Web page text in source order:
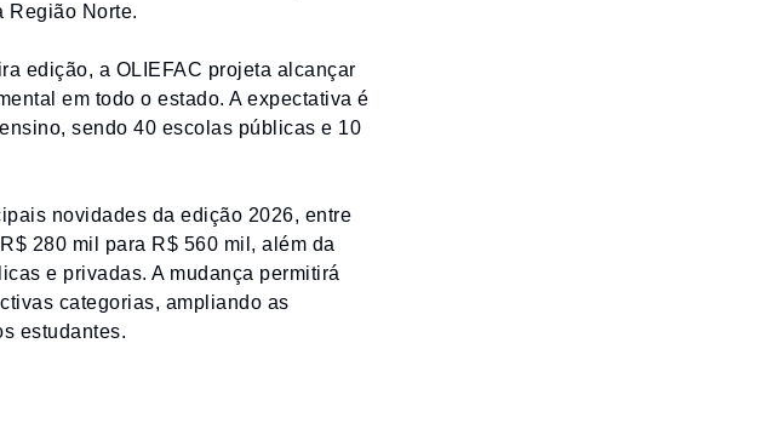
Região Norte.
edição, a OLIEFAC projeta alcançar
em todo o estado. A expectativa é
sendo 40 escolas públicas e 10
novidades da edição 2026, entre
280 mil para R$ 560 mil, além da
e privadas. A mudança permitirá
categorias, ampliando as
estudantes.